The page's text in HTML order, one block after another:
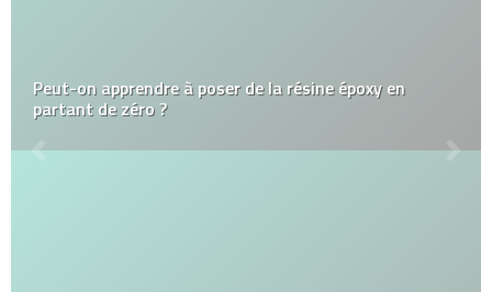
Peut-on apprendre à poser de la résine époxy en
partant de zéro ?